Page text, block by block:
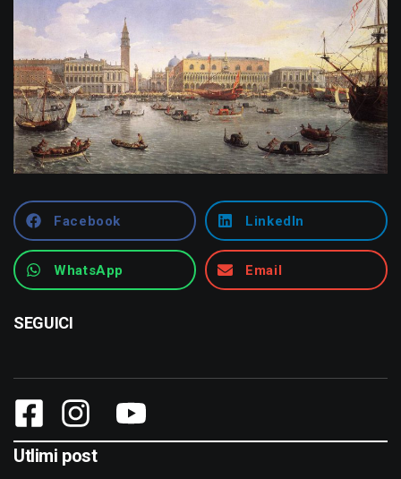
Facebook LinkedIn
WhatsApp Email
SEGUICI
Utlimi post